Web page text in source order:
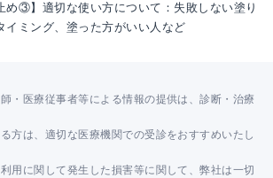
め③】適切な使い方について：失敗しない塗り
イミング、塗った方がいい人など
・医療従事者等による情報の提供は、診断・治療
方は、適切な医療機関での受診をおすすめいたし
用に関して発生した損害等に関して、弊社は一切